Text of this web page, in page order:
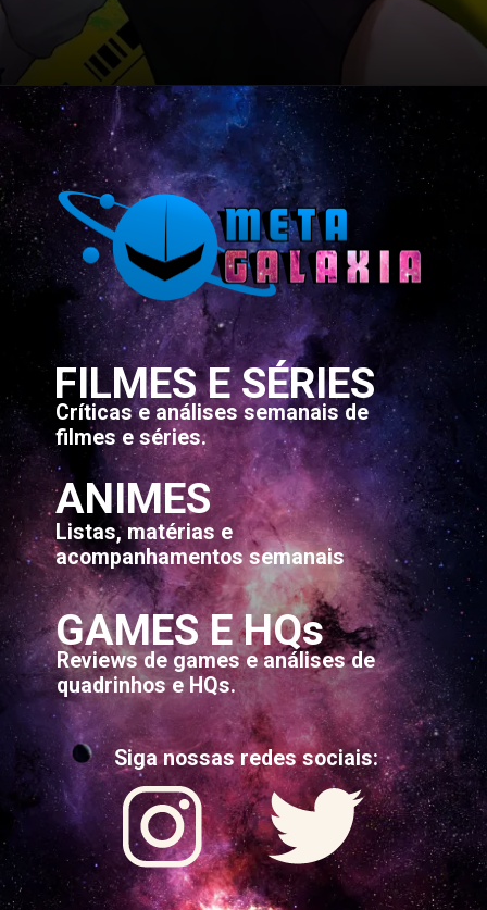
Opening
FILMES E SÉRIES
Críticas e análises semanais de
filmes e séries.
ANIMES
Listas, matérias e
acompanhamentos semanais
GAMES E HQs
Reviews de games e análises de
quadrinhos e HQs.
Siga nossas redes sociais: